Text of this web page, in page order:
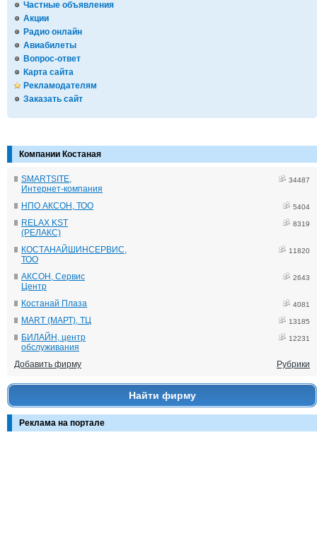
Частные объявления
Акции
Радио онлайн
Авиабилеты
Вопрос-ответ
Карта сайта
Рекламодателям
Заказать сайт
Компании Костаная
SMARTSITE,
Интернет-компания
34487
НПО АКСОН, ТОО 5404
RELAX KST
(РЕЛАКС)
8319
КОСТАНАЙШИНСЕРВИС,
ТОО
11820
АКСОН, Сервис
Центр
2643
Костанай Плаза 4081
MART (МАРТ), ТЦ 13185
БИЛАЙН, центр
обслуживания
12231
Добавить фирму Рубрики
Найти фирму
Реклама на портале